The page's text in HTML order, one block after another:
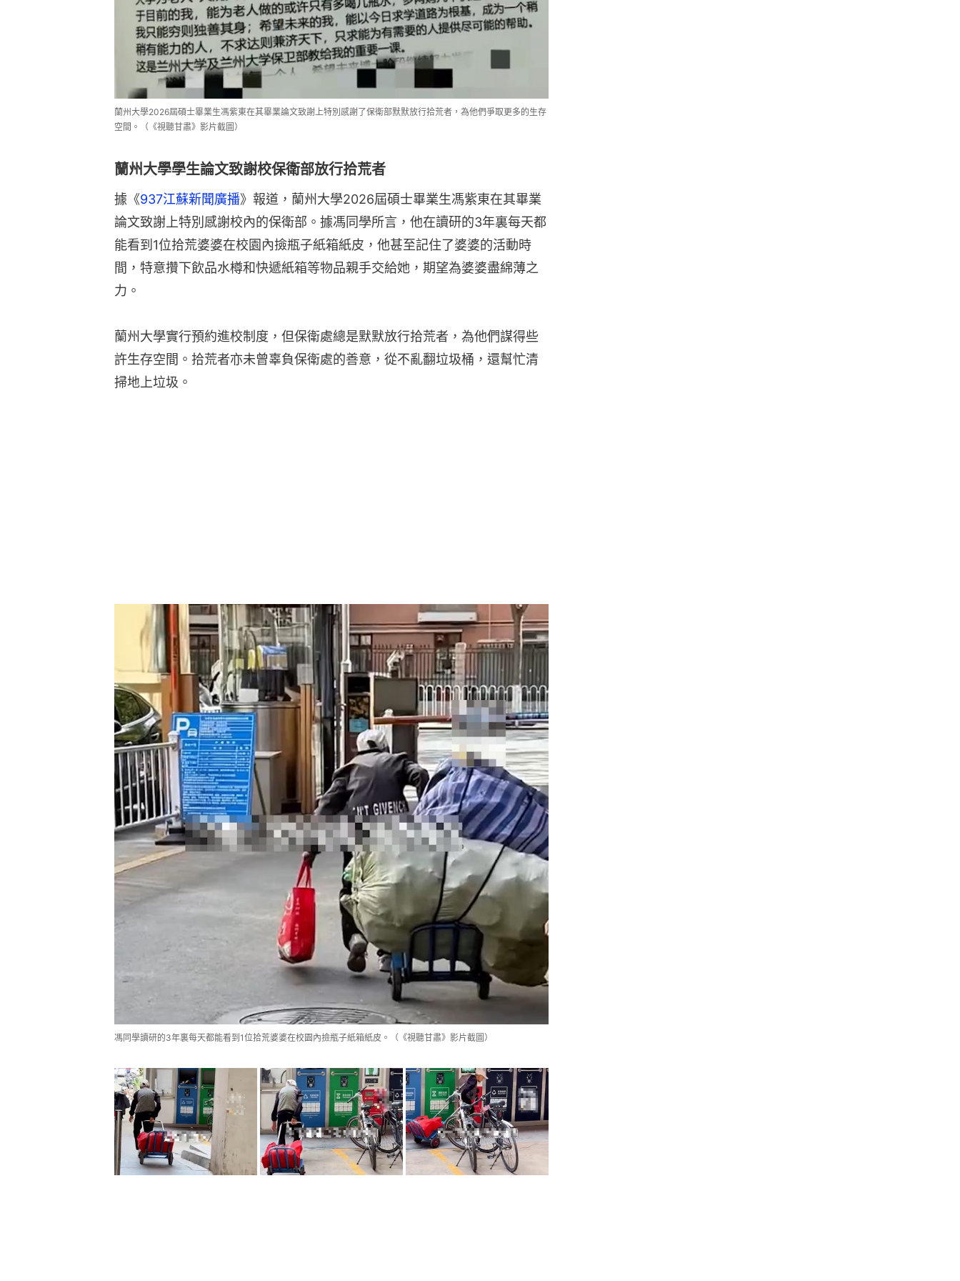
蘭州大學2026屆碩士畢業生馮紫東在其畢業論文致謝上特別感謝了保衛部默默放行拾荒者，為他們爭取更多的生存
空間。（《視聽甘肅》影片截圖）
蘭州大學學生論文致謝校保衛部放行拾荒者
據《937江蘇新聞廣播》報道，蘭州大學2026屆碩士畢業生馮紫東在其畢業
論文致謝上特別感謝校內的保衛部。據馮同學所言，他在讀研的3年裏每天都
能看到1位拾荒婆婆在校園內撿瓶子紙箱紙皮，他甚至記住了婆婆的活動時
間，特意攢下飲品水樽和快遞紙箱等物品親手交給她，期望為婆婆盡綿薄之
力。
蘭州大學實行預約進校制度，但保衛處總是默默放行拾荒者，為他們謀得些
許生存空間。拾荒者亦未曾辜負保衛處的善意，從不亂翻垃圾桶，還幫忙清
掃地上垃圾。
馮同學讀研的3年裏每天都能看到1位拾荒婆婆在校園內撿瓶子紙箱紙皮。（《視聽甘肅》影片截圖）